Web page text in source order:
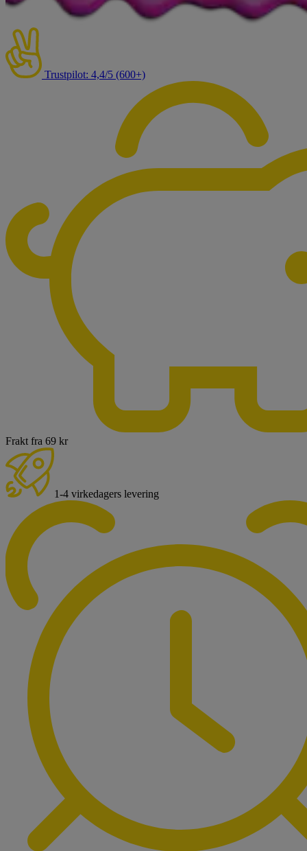
Trustpilot: 4,4/5 (600+)
Frakt fra 69 kr
1-4 virkedagers levering